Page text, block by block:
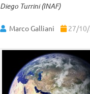
Diego Turrini (INAF)
Marco Galliani 27/